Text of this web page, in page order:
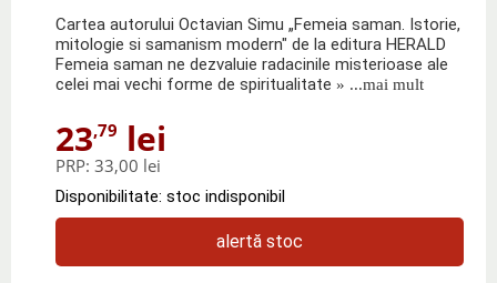
Cartea autorului Octavian Simu „Femeia saman. Istorie,
mitologie si samanism modern" de la editura HERALD
Femeia saman ne dezvaluie radacinile misterioase ale
celei mai vechi forme de spiritualitate » ...mai mult
23,79 lei
PRP: 33,00 lei
Disponibilitate: stoc indisponibil
alertă stoc